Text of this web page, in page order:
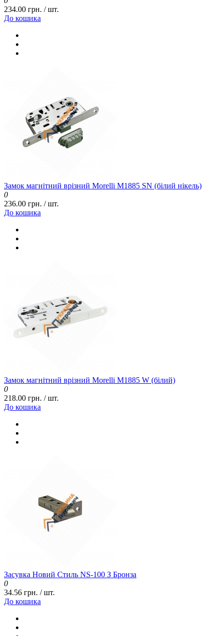
234.00 грн. / шт.
До кошика
Замок магнітний врізний Morelli M1885 SN (білий нікель)
0
236.00 грн. / шт.
До кошика
Замок магнітний врізний Morelli M1885 W (білий)
0
218.00 грн. / шт.
До кошика
Засувка Новий Стиль NS-100 З Бронза
0
34.56 грн. / шт.
До кошика